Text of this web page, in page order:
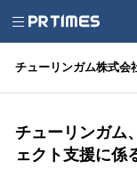
チューリンガム株式会
チューリンガム
ェクト支援に係